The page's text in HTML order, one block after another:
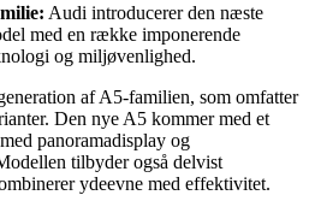
Audi introducerer den næste
med en række imponerende
og miljøvenlighed.
af A5-familien, som omfatter
Den nye A5 kommer med et
panoramadisplay og
tilbyder også delvist
ydeevne med effektivitet.